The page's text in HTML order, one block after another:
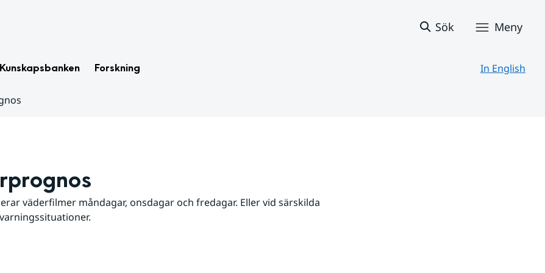
Sök Meny
Kunskapsbanken Forskning In English
väderfilmer måndagar, onsdagar och fredagar. Eller vid särskilda